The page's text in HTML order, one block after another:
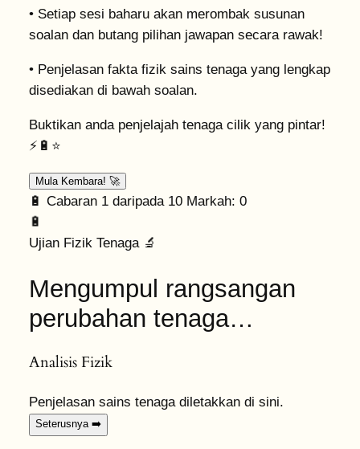
• Setiap sesi baharu akan merombak susunan
soalan dan butang pilihan jawapan secara rawak!
• Penjelasan fakta fizik sains tenaga yang lengkap
disediakan di bawah soalan.
Buktikan anda penjelajah tenaga cilik yang pintar!
⚡🔋⭐
Mula Kembara! 🚀
🔋 Cabaran 1daripada 10 Markah: 0
🔋
Ujian Fizik Tenaga 🔬
Mengumpul rangsangan
perubahan tenaga…
Analisis Fizik
Penjelasan sains tenaga diletakkan di sini.
Seterusnya ➡️